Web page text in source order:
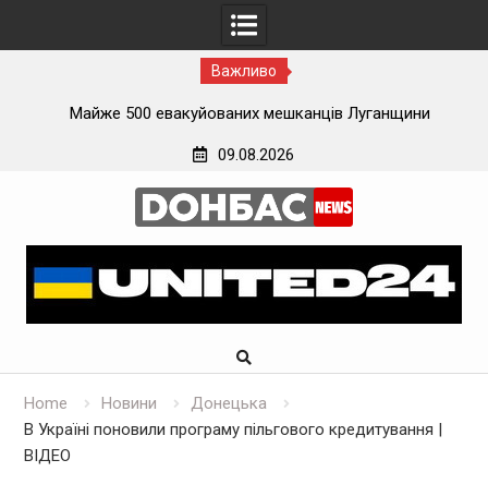
Важливо
Майже 500 евакуйованих мешканців Луганщини
09.08.2026
Home Новини
Донецька
В Україні поновили програму пільгового кредитування |
ВІДЕО